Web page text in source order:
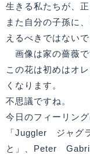
生きる私たちが、
また自分の子孫に
えるべきではないで
画像は家の薔薇で
この花は初めはオ
くなります。
不思議ですね。
今日のフィーリン
「Juggler ジャグ
と」、Peter